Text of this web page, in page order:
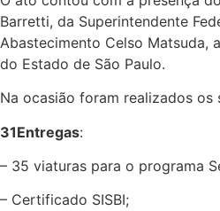
Barretti, da Superintendente
Abastecimento Celso Matsuda,
do Estado de São Paulo.
Na ocasião foram realizados os
31Entregas:
– 35 viaturas para o programa
– Certificado SISBI;